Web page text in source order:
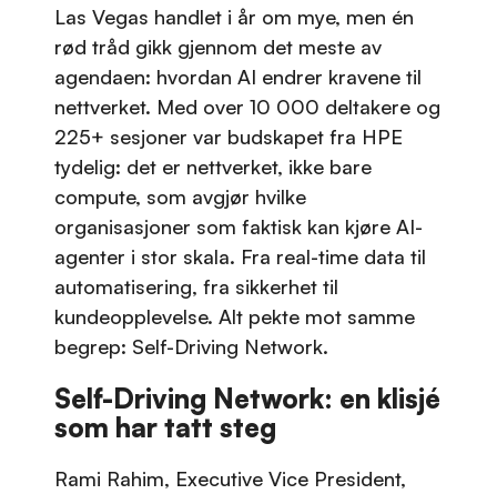
Las Vegas handlet i år om mye, men én
rød tråd gikk gjennom det meste av
agendaen: hvordan AI endrer kravene til
nettverket. Med over 10 000 deltakere og
225+ sesjoner var budskapet fra HPE
tydelig: det er nettverket, ikke bare
compute, som avgjør hvilke
organisasjoner som faktisk kan kjøre AI-
agenter i stor skala. Fra real-time data til
automatisering, fra sikkerhet til
kundeopplevelse. Alt pekte mot samme
begrep: Self-Driving Network.
Self-Driving Network: en klisjé
som har tatt steg
Rami Rahim, Executive Vice President,